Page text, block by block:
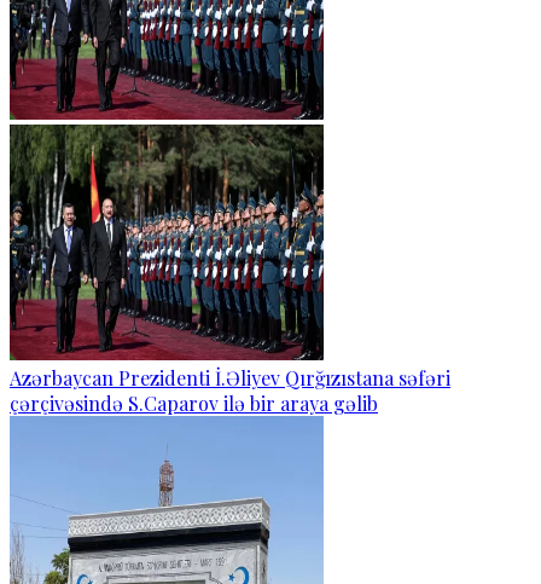
Azərbaycan Prezidenti İ.Əliyev Qırğızıstana səfəri
çərçivəsində S.Caparov ilə bir araya gəlib